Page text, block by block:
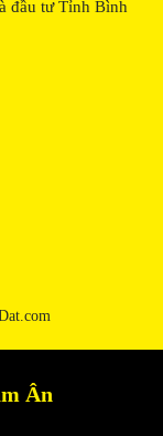
đầu tư Tỉnh Bình
Ân